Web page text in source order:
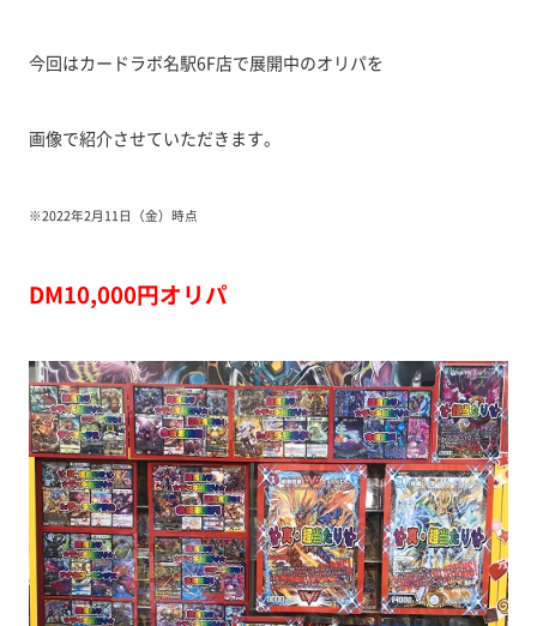
今回はカードラボ名駅6F店で展開中のオリパを
画像で紹介させていただきます。
※2022年2月11日（金）時点
DM10,000円オリパ